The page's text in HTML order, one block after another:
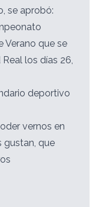
se aprobó:
Verano que se
los días 26,
deportivo
vernos en
gustan, que